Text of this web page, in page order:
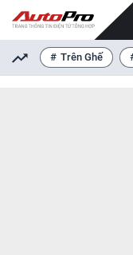
Trên Ghế